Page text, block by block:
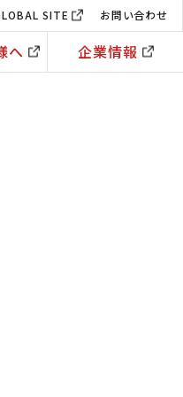
SITE お問い合わせ
へ 企業情報